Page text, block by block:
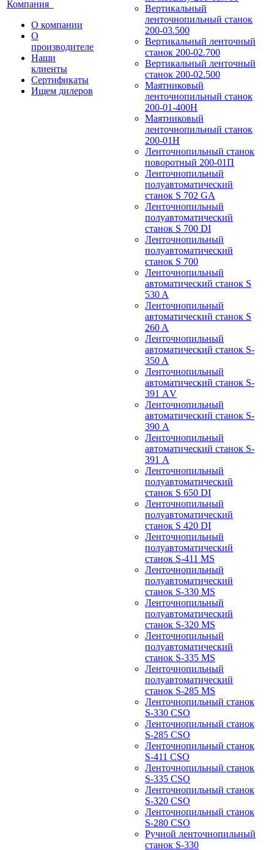
Компания
О компании
О
производителе
Наши
клиенты
Сертификаты
Ищем дилеров
Вертикальный
ленточнопильный станок
200-03.500
Вертикальный ленточный
станок 200-02.700
Вертикальный ленточный
станок 200-02.500
Маятниковый
ленточнопильный станок
200-01-400Н
Маятниковый
ленточнопильный станок
200-01Н
Ленточнопильный станок
поворотный 200-01П
Ленточнопильный
полуавтоматический
станок S 702 GA
Ленточнопильный
полуавтоматический
станок S 700 DI
Ленточнопильный
полуавтоматический
станок S 700
Ленточнопильный
автоматический станок S
530 A
Ленточнопильный
автоматический станок S
260 A
Ленточнопильный
автоматический станок S-
350 A
Ленточнопильный
автоматический станок S-
391 АV
Ленточнопильный
автоматический станок S-
390 А
Ленточнопильный
автоматический станок S-
391 А
Ленточнопильный
полуавтоматический
станок S 650 DI
Ленточнопильный
полуавтоматический
станок S 420 DI
Ленточнопильный
полуавтоматический
станок S-411 MS
Ленточнопильный
полуавтоматический
станок S-330 MS
Ленточнопильный
полуавтоматический
станок S-320 MS
Ленточнопильный
полуавтоматический
станок S-335 MS
Ленточнопильный
полуавтоматический
станок S-285 MS
Ленточнопильный станок
S-330 CSO
Ленточнопильный станок
S-285 CSO
Ленточнопильный станок
S-411 CSO
Ленточнопильный станок
S-335 CSO
Ленточнопильный станок
S-320 CSO
Ленточнопильный станок
S-280 CSO
Ручной ленточнопильный
станок S-330